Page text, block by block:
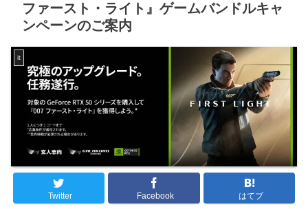
ファースト・ライト』ゲームバンドルキャ
ンペーンのご案内
it
Twitter Facebook はてブ